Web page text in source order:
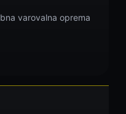
varovalna oprema